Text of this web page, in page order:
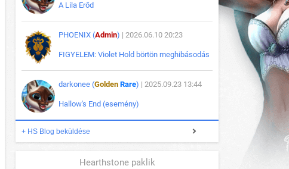
A Lila Erőd
PHOENIX (Admin) | 2026.06.10 20:23
FIGYELEM: Violet Hold börtön meghibásodás
darkonee (Golden Rare) | 2025.09.23 13:44
Hallow's End (esemény)
+ HS Blog beküldése
Hearthstone paklik